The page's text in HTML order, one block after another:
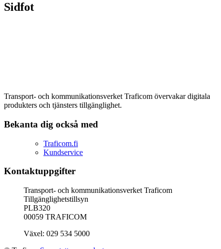
Sidfot
Transport- och kommunikationsverket Traficom övervakar digitala
produkters och tjänsters tillgänglighet.
Bekanta dig också med
Traficom.fi
Kundservice
Kontaktuppgifter
Transport- och kommunikationsverket Traficom
Tillgänglighetstillsyn
PLB320
00059 TRAFICOM
Växel: 029 534 5000